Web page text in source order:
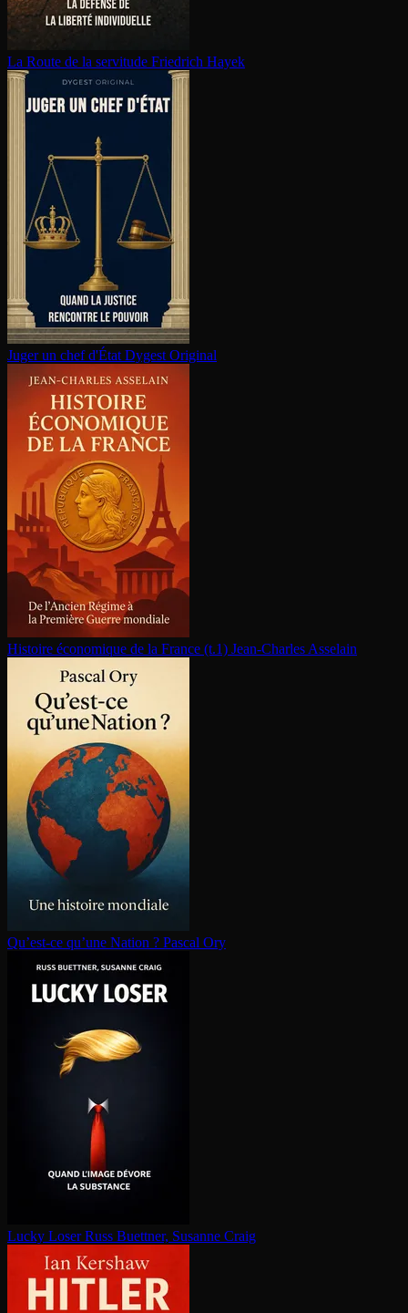
La Route de la servitude Friedrich Hayek
Juger un chef d'État Dygest Original
Histoire économique de la France (t.1) Jean-Charles Asselain
Qu’est-ce qu’une Nation ? Pascal Ory
Lucky Loser Russ Buettner, Susanne Craig